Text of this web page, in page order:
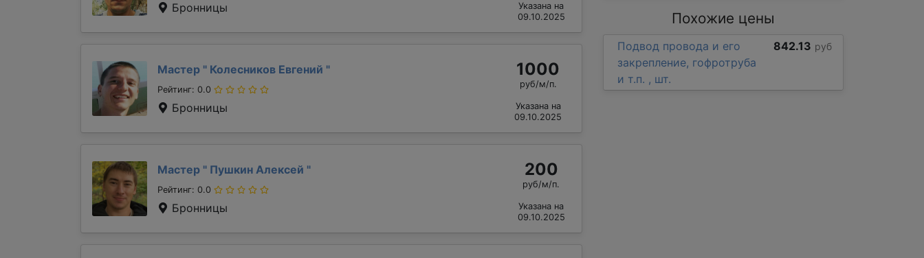
Бронницы
Указана на
09.10.2025
Мастер " Колесников Евгений "
Рейтинг: 0.0
Бронницы
1000
руб/м/п.
Указана на
09.10.2025
Мастер " Пушкин Алексей "
Рейтинг: 0.0
Бронницы
200
руб/м/п.
Указана на
09.10.2025
Похожие цены
Подвод провода и его
закрепление, гофротруба
и т.п. , шт.
842.13 руб